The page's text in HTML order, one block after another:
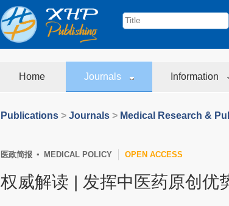
Home Journals Information
Publications > Journals > Medical Research &
医政简报 ▪ MEDICAL POLICY OPEN ACCESS
权威解读 | 发挥中医药原创